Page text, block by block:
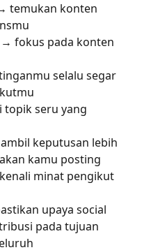
temukan konten
fokus pada konten
selalu segar
seru yang
keputusan lebih
kamu posting
minat pengikut
upaya social
pada tujuan